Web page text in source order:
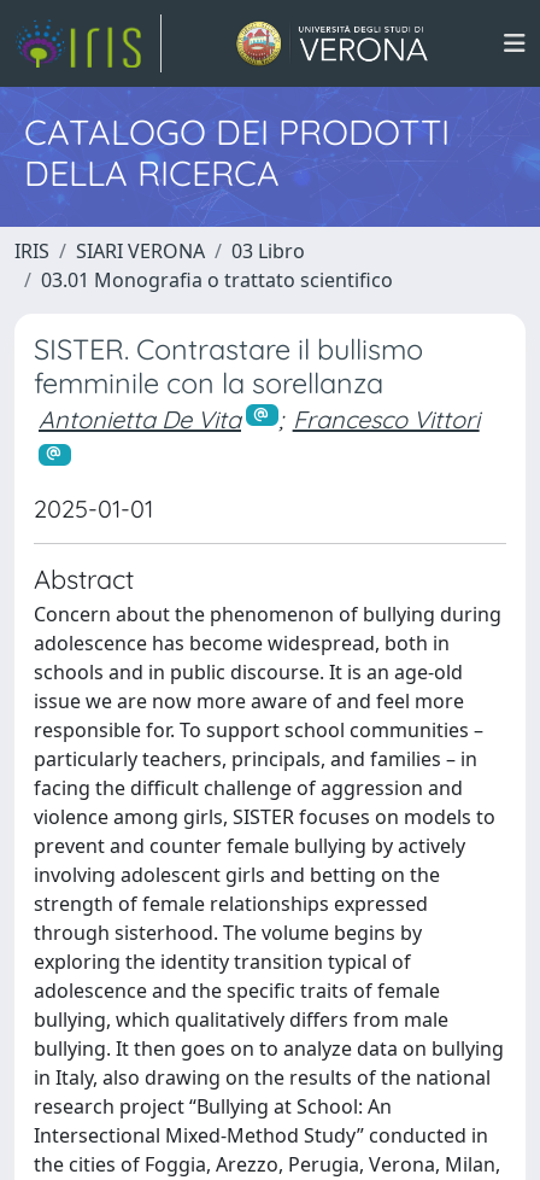
CATALOGO DEI PRODOTTI
DELLA RICERCA
IRIS SIARI VERONA
03 Libro
03.01 Monografia o trattato scientifico
SISTER. Contrastare il bullismo
femminile con la sorellanza
Antonietta De Vita ; Francesco Vittori
2025-01-01
Abstract
Concern about the phenomenon of bullying during
adolescence has become widespread, both in
schools and in public discourse. It is an age-old
issue we are now more aware of and feel more
responsible for. To support school communities –
particularly teachers, principals, and families – in
facing the difficult challenge of aggression and
violence among girls, SISTER focuses on models to
prevent and counter female bullying by actively
involving adolescent girls and betting on the
strength of female relationships expressed
through sisterhood. The volume begins by
exploring the identity transition typical of
adolescence and the specific traits of female
bullying, which qualitatively differs from male
bullying. It then goes on to analyze data on bullying
in Italy, also drawing on the results of the national
research project “Bullying at School: An
Intersectional Mixed-Method Study” conducted in
the cities of Foggia, Arezzo, Perugia, Verona, Milan,